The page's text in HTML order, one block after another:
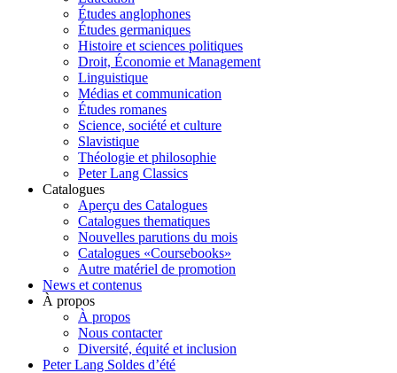
Études anglophones
Études germaniques
Histoire et sciences politiques
Droit, Économie et Management
Linguistique
Médias et communication
Études romanes
Science, société et culture
Slavistique
Théologie et philosophie
Peter Lang Classics
Catalogues
Aperçu des Catalogues
Catalogues thematiques
Nouvelles parutions du mois
Catalogues «Coursebooks»
Autre matériel de promotion
News et contenus
À propos
À propos
Nous contacter
Diversité, équité et inclusion
Peter Lang Soldes d’été